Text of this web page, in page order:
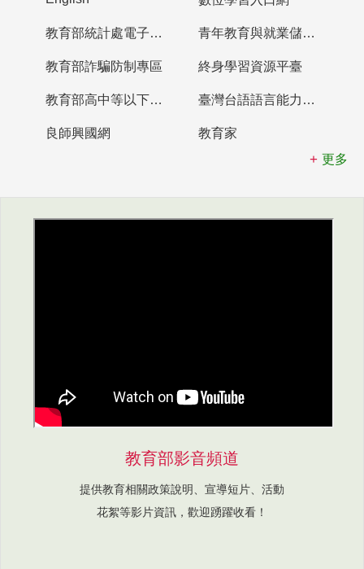
教育部統計處電子書櫃 青年教育與就業儲蓄帳戶
教育部詐騙防制專區 終身學習資源平臺
教育部高中等以下學校及幼兒園教師資格檢定考試 臺灣台語語言能力認證網站
良師興國網
教育家
更多
教育部影音頻道
提供教育相關政策說明、宣導短片、活動
花絮等影片資訊，歡迎踴躍收看！